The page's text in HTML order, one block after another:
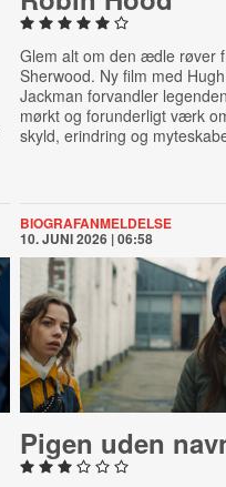
Glem alt om den ædle røver
Sherwood. Ny film med Hugh
Jackman forvandler
mørkt og forunderligt værk
skyld, erindring og
BIOGRAFANMELDELSE
10. JUNI 2026 | 06:58
Pigen uden